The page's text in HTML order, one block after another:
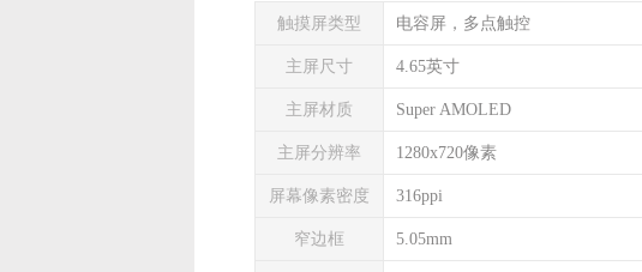
触摸屏类型 电容屏，多点触控
主屏尺寸 4.65英寸
主屏材质 Super AMOLED
主屏分辨率 1280x720像素
屏幕像素密度 316ppi
窄边框 5.05mm